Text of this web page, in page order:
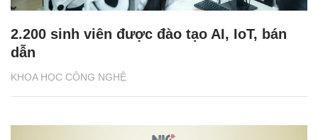
KHOA HỌC CÔNG NGHỆ
2.200 sinh viên được đào tạo AI, IoT, bán
dẫn